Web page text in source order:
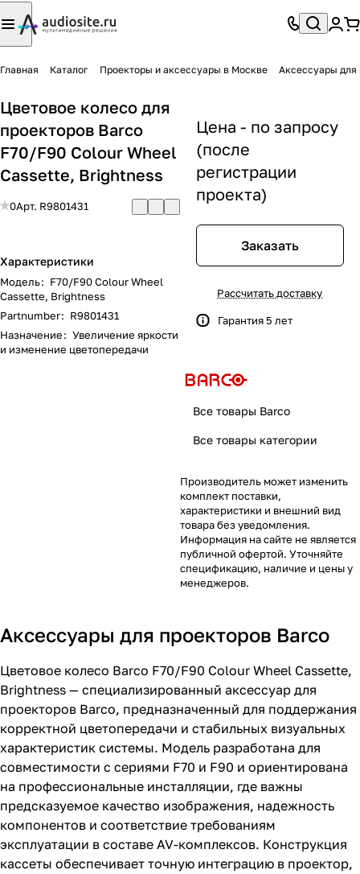
Главная Каталог Проекторы и аксессуары в Москве Аксессуары для
Цветовое колесо для
проекторов Barco
F70/F90 Colour Wheel
Cassette, Brightness
0Арт. R9801431
Характеристики
Модель: F70/F90 Colour Wheel
Cassette, Brightness
Partnumber: R9801431
Назначение: Увеличение яркости
и изменение цветопередачи
Цена - по запросу
(после
регистрации
проекта)
Заказать
Рассчитать доставку
Гарантия 5 лет
Все товары Barco
Все товары категории
Производитель может изменить
комплект поставки,
характеристики и внешний вид
товара без уведомления.
Информация на сайте не является
публичной офертой. Уточняйте
спецификацию, наличие и цены у
менеджеров.
Аксессуары для проекторов Barco
Цветовое колесо Barco F70/F90 Colour Wheel Cassette,
Brightness — специализированный аксессуар для
проекторов Barco, предназначенный для поддержания
корректной цветопередачи и стабильных визуальных
характеристик системы. Модель разработана для
совместимости с сериями F70 и F90 и ориентирована
на профессиональные инсталляции, где важны
предсказуемое качество изображения, надежность
компонентов и соответствие требованиям
эксплуатации в составе AV-комплексов. Конструкция
кассеты обеспечивает точную интеграцию в проектор,